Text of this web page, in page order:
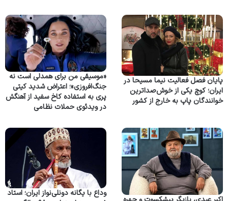
پایان فصل فعالیت نیما مسیحا در
ایران؛ کوچ یکی از خوش‌صداترین
خوانندگان پاپ به خارج از کشور
«موسیقی من برای همدلی است نه
جنگ‌افروزی»؛ اعتراض شدید کیتی
پری به استفاده کاخ سفید از آهنگش
در ویدئوی حملات نظامی
وداع با یگانه دونلی‌نواز ایران؛ استاد